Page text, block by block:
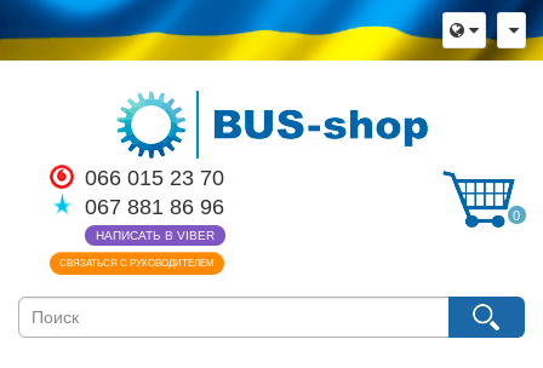
066 015 23 70
067 881 86 96
НАПИСАТЬ В VIBER
СВЯЗАТЬСЯ С РУКОВОДИТЕЛЕМ
0